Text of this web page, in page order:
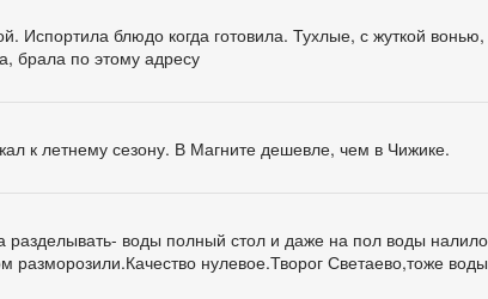
Испортила блюдо когда готовила. Тухлые, с жуткой вонью,
брала по этому адресу
к летнему сезону. В Магните дешевле, чем в Чижике.
разделывать- воды полный стол и даже на пол воды
разморозили.Качество нулевое.Творог Светаево,тоже